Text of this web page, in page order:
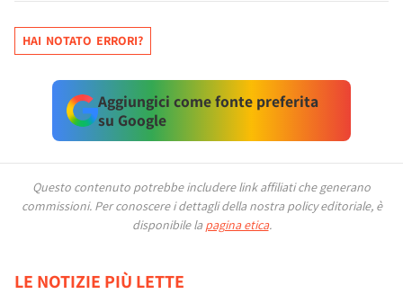
HAI NOTATO ERRORI?
Aggiungici come fonte preferita
su Google
Questo contenuto potrebbe includere link affiliati che generano
commissioni. Per conoscere i dettagli della nostra policy editoriale, è
disponibile la pagina etica.
LE NOTIZIE PIÙ LETTE